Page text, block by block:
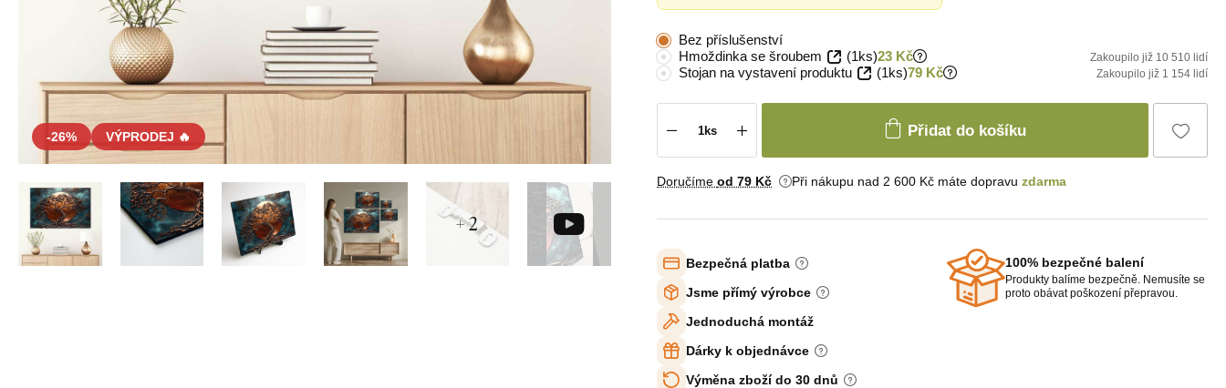
-26% VÝPRODEJ 🔥
+ 2
Bez příslušenství
Hmoždinka se šroubem
(1ks)23 Kč Zakoupilo již 10 510 lidí
Stojan na vystavení produktu (1ks)79 Kč Zakoupilo již 1 154 lidí
Přidat do košíku
Doručíme od 79 Kč Při nákupu nad 2 600 Kč máte dopravu zdarma
Bezpečná platba
Jsme přímý výrobce
Jednoduchá montáž
Dárky k objednávce
Výměna zboží do 30 dnů
100% bezpečné balení
Produkty balíme bezpečně. Nemusíte se
proto obávat poškození přepravou.